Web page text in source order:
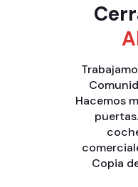
Hacemos
puertas.
Copia